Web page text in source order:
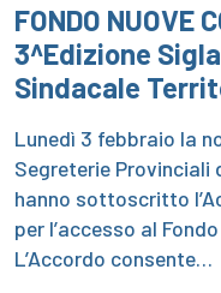
FONDO NUOVE
3^Edizione
Sindacale
Lunedì 3 febbraio la
Segreterie Provinciali
hanno sottoscritto
per l’accesso al
L’Accordo consente…